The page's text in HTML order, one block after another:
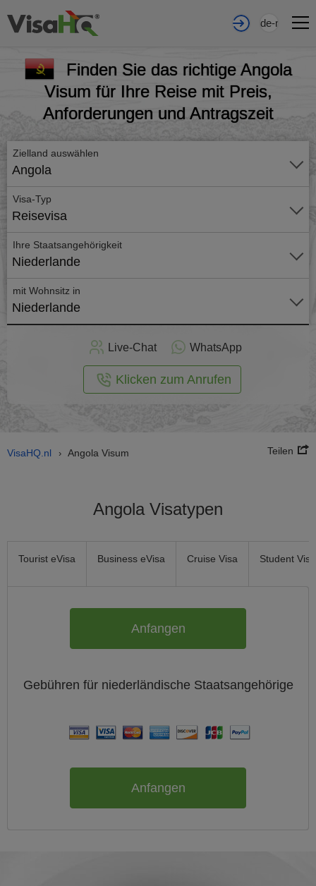
de-nl
Finden Sie das richtige Angola
Visum für Ihre Reise mit Preis,
Anforderungen und Antragszeit
Zielland auswählen
Angola
Visa-Typ
Reisevisa
Ihre Staatsangehörigkeit
Niederlande
mit Wohnsitz in
Niederlande
Live-Chat WhatsApp
Klicken zum Anrufen
VisaHQ.nl › Angola Visum Teilen
Angola Visatypen
Tourist eVisa Business eVisa Cruise Visa Student Visa
Anfangen
Gebühren für niederländische Staatsangehörige
Anfangen